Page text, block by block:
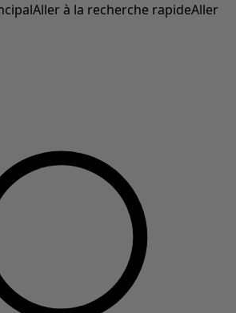
Aller à la recherche rapideAller